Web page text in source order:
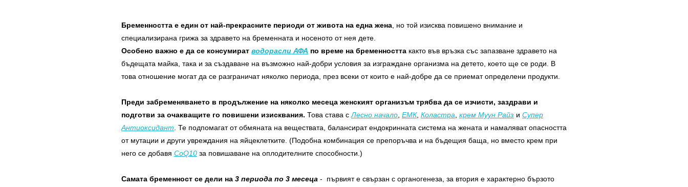
Бременността е един от най-прекрасните периоди от живота на една жена , но той изисква повишено внимание и
специализирана грижа за здравето на бременната и носеното от нея дете.
Особено важно е да се консумират водорасли АФА по време на бременността както във връзка със запазване здравето на
бъдещата майка, така и за създаване на възможно най-добри условия за изграждане организма на детето, което ще се роди. В
това отношение могат да се разграничат няколко периода, през всеки от които е най-добре да се приемат определени продукти.
Преди забременяването в продължение на няколко месеца женският организъм трябва да се изчисти, заздрави и
подготви за очакващите го повишени изисквания. Това става с Лесно начало ЕМК, Коластра крем Муун Райз и Супер
Антиоксидант . Те подпомагат от обмяната на веществата, балансират ендокринната система на жената и намаляват опасността
от мутации и други увреждания на яйцеклетките. (Подобна комбинация се препоръчва и на бъдещия баща, но вместо крем при
него се добавя CoQ10 за повишаване на оплодителните способности.)
Самата бременност се дели на 3 периода по 3 месеца - първият е свързан с органогенеза, за втория е характерно бързото